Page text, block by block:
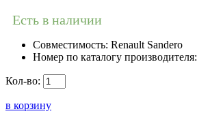
Есть в наличии
Совместимость: Renault Sandero
Номер по каталогу производителя:
Кол-во:
в корзину